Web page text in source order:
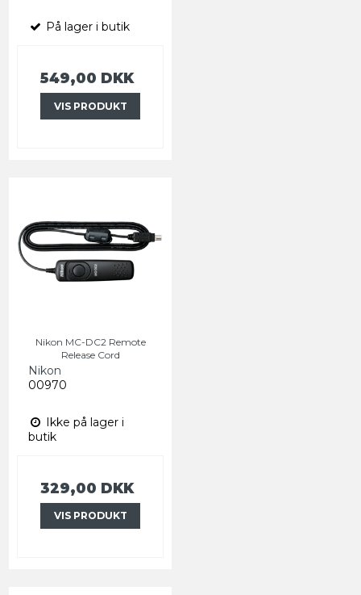
På lager i butik
549,00 DKK
VIS PRODUKT
Nikon MC-DC2 Remote
Release Cord
Nikon
00970
Ikke på lager i
butik
329,00 DKK
VIS PRODUKT